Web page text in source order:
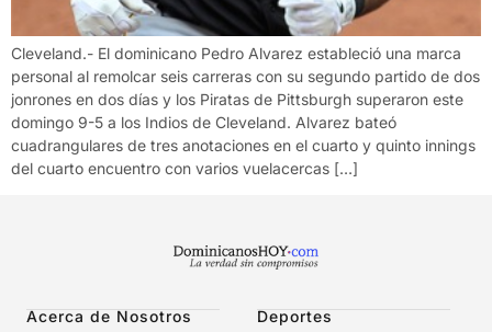
Cleveland.- El dominicano Pedro Alvarez estableció una marca
personal al remolcar seis carreras con su segundo partido de dos
jonrones en dos días y los Piratas de Pittsburgh superaron este
domingo 9-5 a los Indios de Cleveland. Alvarez bateó
cuadrangulares de tres anotaciones en el cuarto y quinto innings
del cuarto encuentro con varios vuelacercas […]
Acerca de Nosotros Deportes